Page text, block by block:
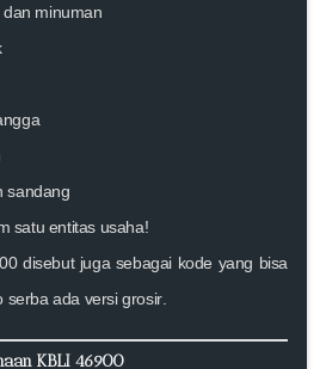
minuman
sandang
satu entitas usaha!
disebut juga sebagai kode yang bisa
serba ada versi grosir.
KBLI 46900